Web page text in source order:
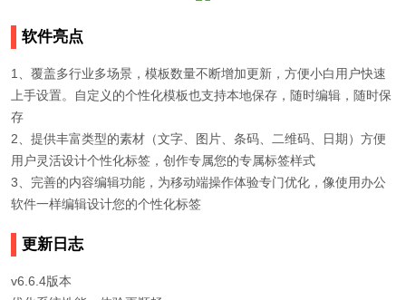
软件亮点
1、覆盖多行业多场景，模板数量不断增加更新，方便小白用户快速
上手设置。自定义的个性化模板也支持本地保存，随时编辑，随时保
存
2、提供丰富类型的素材（文字、图片、条码、二维码、日期）方便
用户灵活设计个性化标签，创作专属您的专属标签样式
3、完善的内容编辑功能，为移动端操作体验专门优化，像使用办公
软件一样编辑设计您的个性化标签
更新日志
v6.6.4版本